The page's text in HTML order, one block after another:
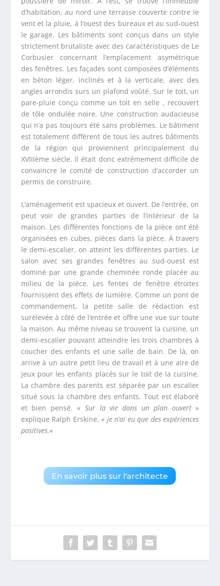
d’habitation, au nord une terrasse couverte contre le
vent et la pluie, à l’ouest des bureaux et au sud-ouest
le garage. Les bâtiments sont conçus dans un style
strictement brutaliste avec des caractéristiques de Le
Corbusier concernant l’emplacement asymétrique
des fenêtres. Les façades sont composées d’éléments
en béton léger, inclinés et à la verticale, avec des
angles arrondis surs un plafond voûté. Sur le toit, un
pare-pluie conçu comme un toit en selle , recouvert
de tôle ondulée noire. Une construction audacieuse
qui n’a pas toujours été sans problèmes. Le bâtiment
est totalement différent de tous les autres bâtiments
de la région qui proviennent principalement du
XVIIIème siècle. Il était donc extrêmement difficile de
convaincre le comité de construction d’accorder un
permis de construire.
L’aménagement est spacieux et ouvert. De l’entrée, on
peut voir de grandes parties de l’intérieur de la
maison. Les différentes fonctions de la pièce ont été
organisées en cubes, pièces dans la pièce. À travers
le demi-escalier, on atteint les différentes parties. Le
salon avec ses grandes fenêtres au sud-ouest est
dominé par une grande cheminée ronde placée au
milieu de la pièce. Les fentes de fenêtre étroites
fournissent des effets de lumière. Comme un pont de
commandement, la petite salle de rédaction est
surélevée à côté de l’entrée et offre une vue sur toute
la maison. Au même niveau se trouvent la cuisine, un
demi-escalier pouvant atteindre les trois chambres à
coucher des enfants et une salle de bain. De là, on
arrive à un autre petit lieu de travail et à une aire de
jeux pour les enfants placés sur le toit de la cuisine.
La chambre des parents est séparée par un escalier
situé sous la chambre des enfants. Tout est élaboré
et bien pensé. « Sur la vie dans un plan ouvert»
explique Ralph Erskine, « je n’ai eu que des expériences
positives.«
En savoir plus sur l'architecte